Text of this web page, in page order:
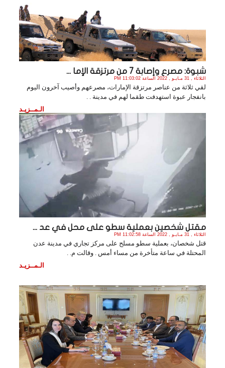
شبوة: مصرع وإصابة 7 من مرتزقة الإما ...
الثلاثاء , 31 مـايـو , 2022 الساعة 11:03:02 PM
لقي ثلاثة من عناصر مرتزقة الإمارات، مصرعهم وأصيب آخرون اليوم
بانفجار عبوة استهدفت طقما لهم في مدينة . .
الـمــزيـد
مقتل شخصين بعملية سطو على محل في عد ...
الثلاثاء , 31 مـايـو , 2022 الساعة 11:02:58 PM
قتل شخصان، بعملية سطو مسلح على مركز تجاري في مدينة عدن
المحتلة في ساعة متأخرة من مساء أمس . وقالت م. .
الـمــزيـد